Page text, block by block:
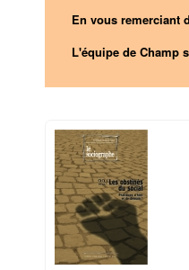
En vous remerciant
L'équipe de Champ